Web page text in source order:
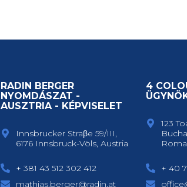
RADIN BERGER
NYOMDÁSZAT -
AUSZTRIA - KÉPVISELET
Innsbrucker Straβe 59/III,
6176 Innsbruck-Völs, Austria
+ 381 43 512 302 412
mathias.berger@radin.at
4
123
+ 40